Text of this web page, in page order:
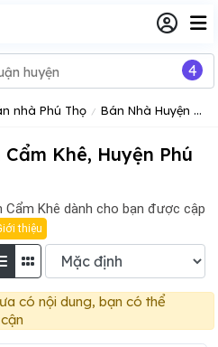
nhà Phú Thọ Bán Nhà Huyện Cẩm Khê
Khê, Huyện Phú
Cẩm Khê dành cho bạn được cập
thiệu
có nội dung, bạn có thể
4